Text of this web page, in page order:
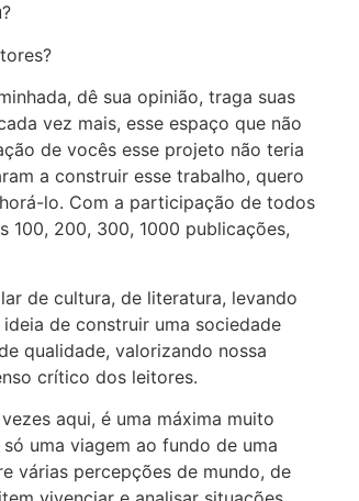
dê sua opinião, traga suas
vez mais, esse espaço que não
de vocês esse projeto não teria
a construir esse trabalho, quero
lo. Com a participação de todos
100, 200, 300, 1000 publicações,
de cultura, de literatura, levando
de construir uma sociedade
qualidade, valorizando nossa
crítico dos leitores.
aqui, é uma máxima muito
uma viagem ao fundo de uma
várias percepções de mundo, de